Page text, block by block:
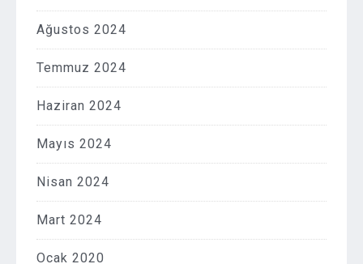
Ağustos 2024
Temmuz 2024
Haziran 2024
Mayıs 2024
Nisan 2024
Mart 2024
Ocak 2020